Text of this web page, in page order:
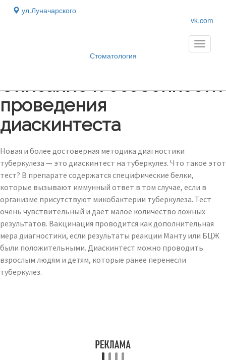
ул.Луначарского
vk.com
Стоматология
Toggle
Описание и особенности
проведения
диаскинтеста
Новая и более достоверная методика диагностики
туберкулеза — это диаскинтест на туберкулез. Что такое этот
тест? В препарате содержатся специфические белки,
которые вызывают иммунный ответ в том случае, если в
организме присутствуют микобактерии туберкулеза. Тест
очень чувствительный и дает малое количество ложных
результатов. Вакцинация проводится как дополнительная
мера диагностики, если результаты реакции Манту или БЦЖ
были положительными. Диаскинтест можно проводить
взрослым людям и детям, которые ранее перенесли
туберкулез.